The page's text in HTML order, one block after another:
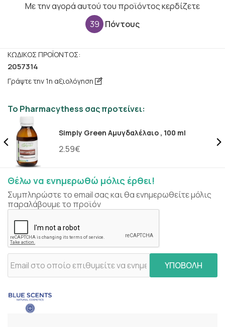
Με την αγορά αυτού του προϊόντος κερδίζετε
39 Πόντους
ΚΩΔΙΚΌΣ ΠΡΟΪΌΝΤΟΣ:
2057314
Γράψτε την 1η αξιολόγηση
Το Pharmacythess σας προτείνει:
Simply Green Αμυγδαλέλαιο , 100 ml
2.59€
Θέλω να ενημερωθώ μόλις έρθει!
Συμπληρώστε το email σας και θα ενημερωθείτε μόλις
παραλάβουμε το προϊόν
ΥΠΟΒΟΛΗ